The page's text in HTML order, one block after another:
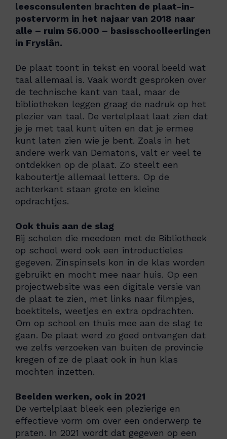
leesconsulenten brachten de plaat-in-
postervorm in het najaar van 2018 naar
alle – ruim 56.000 – basisschoolleerlingen
in Fryslân.
De plaat toont in tekst en vooral beeld wat
taal allemaal is. Vaak wordt gesproken over
de technische kant van taal, maar de
bibliotheken leggen graag de nadruk op het
plezier van taal. De vertelplaat laat zien dat
je je met taal kunt uiten en dat je ermee
kunt laten zien wie je bent. Zoals in het
andere werk van Dematons, valt er veel te
ontdekken op de plaat. Zo steelt een
kaboutertje allemaal letters. Op de
achterkant staan grote en kleine
opdrachtjes.
Ook thuis aan de slag
Bij scholen die meedoen met de Bibliotheek
op school werd ook een introductieles
gegeven. Zinspinsels kon in de klas worden
gebruikt en mocht mee naar huis. Op een
projectwebsite was een digitale versie van
de plaat te zien, met links naar filmpjes,
boektitels, weetjes en extra opdrachten.
Om op school en thuis mee aan de slag te
gaan. De plaat werd zo goed ontvangen dat
we zelfs verzoeken van buiten de provincie
kregen of ze de plaat ook in hun klas
mochten inzetten.
Beelden werken, ook in 2021
De vertelplaat bleek een plezierige en
effectieve vorm om over een onderwerp te
praten. In 2021 wordt dat gegeven op een